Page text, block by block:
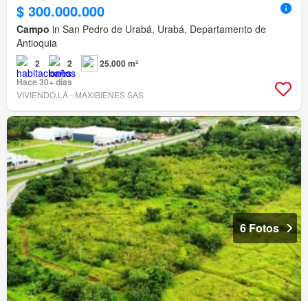
$ 300.000.000
Campo in San Pedro de Urabá, Urabá, Departamento de
Antioquia
2 2
25.000 m²
Hace 30+ días
VIVIENDO.LA - MAXIBIENES SAS
6 Fotos